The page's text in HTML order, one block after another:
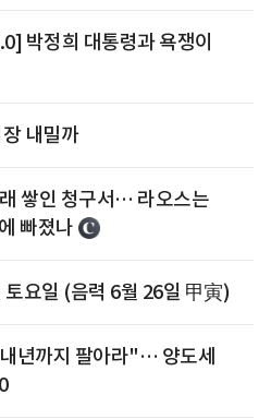
박정희 대통령과 욕쟁이
내밀까
쌓인 청구서… 라오스는
빠졌나
요일 (음력 6월 26일 甲寅)
년까지 팔아라"… 양도세